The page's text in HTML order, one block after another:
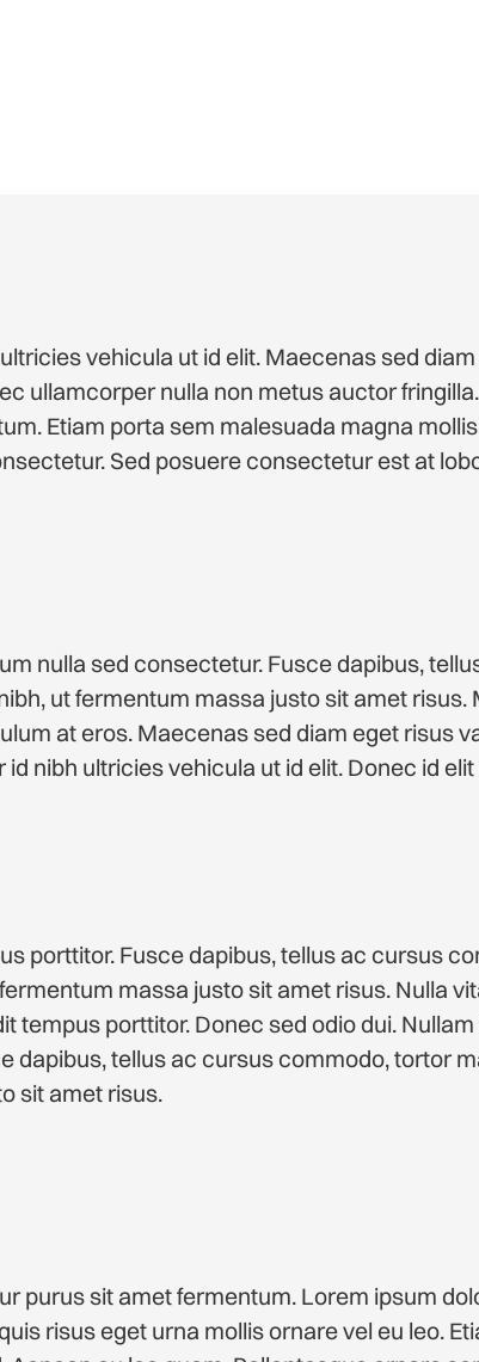
vehicula ut id elit. Maecenas sed
ullamcorper nulla non metus auctor
Etiam porta sem malesuada magna
Sed posuere consectetur est at
nulla sed consectetur. Fusce dapibus,
ut fermentum massa justo sit amet risus.
at eros. Maecenas sed diam eget risus
id nibh ultricies vehicula ut id elit. Donec id
porttitor. Fusce dapibus, tellus ac cursus
massa justo sit amet risus. Nulla
tempus porttitor. Donec sed odio dui.
dapibus, tellus ac cursus commodo, tortor
sit amet risus.
purus sit amet fermentum. Lorem ipsum
risus eget urna mollis ornare vel eu leo.